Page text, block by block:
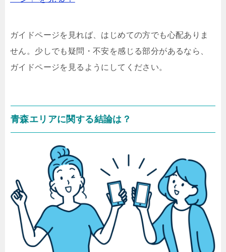
ガイドページを見れば、はじめての方でも心配ありま
せん。少しでも疑問・不安を感じる部分があるなら、
ガイドページを見るようにしてください。
青森エリアに関する結論は？